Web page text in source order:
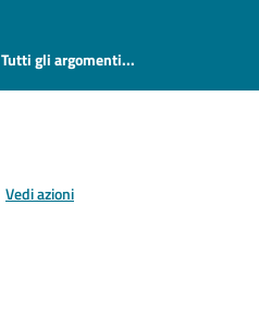
Tutti gli argomenti...
Vedi azioni